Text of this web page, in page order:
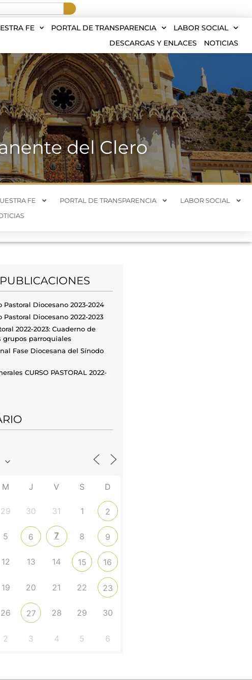
FE PORTAL DE TRANSPARENCIA
LABOR SOCIAL
DESCARGAS Y ENLACES
NOTICIAS
del Clero
FE PORTAL DE TRANSPARENCIA
LABOR SOCIAL
Pastoral Diocesano 2023-2024
Pastoral Diocesano 2022-2023
2022-2023: Cuaderno de
grupos parroquiales
Fase Diocesana del Sínodo
CURSO PASTORAL 2022-
M J V S D
29 30 31 1 2
5 6 7 8 9
12 13 14 15 16
19 20 21 22 23
26 27 28 29 30
2 3 4 5 6